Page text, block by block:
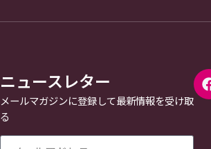
ニュースレター
メールマガジンに登録して最新情報を受け取
る